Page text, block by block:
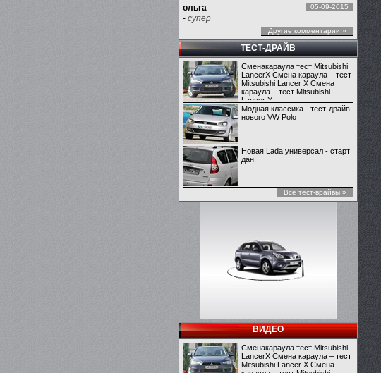
ольга
05-09-2015
- супер
Другие комментарии »
ТЕСТ-ДРАЙВ
Сменакараула тест Mitsubishi
LancerX Смена караула – тест
Mitsubishi Lancer X Смена
караула – тест Mitsubishi
Lancer X
Модная классика - тест-драйв
нового VW Polo
Новая Lada универсал - старт
дан!
Все тест-врайвы »
ВИДЕО
Сменакараула тест Mitsubishi
LancerX Смена караула – тест
Mitsubishi Lancer X Смена